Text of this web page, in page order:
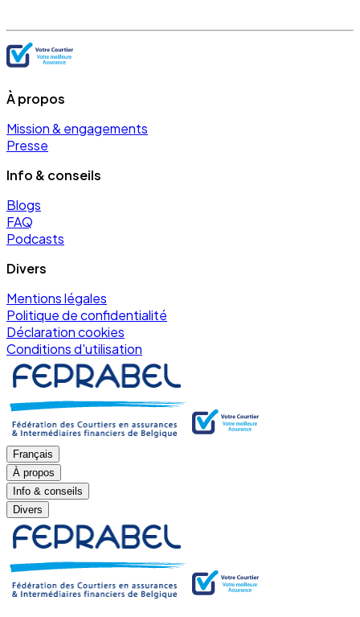
À propos
Mission & engagements
Presse
Info & conseils
Blogs
FAQ
Podcasts
Divers
Mentions légales
Politique de confidentialité
Déclaration cookies
Conditions d'utilisation
Français
À propos
Info & conseils
Divers